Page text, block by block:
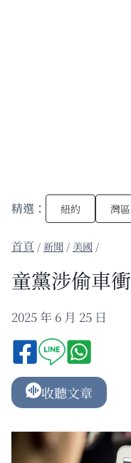
精選： 紐約 灣區
/新聞 / 美國 /
童黨涉偷車
2025 年 6 月 25 日
收聽文章